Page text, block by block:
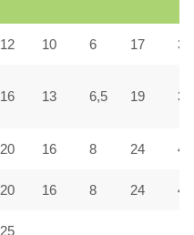
12 10 6 17 30
16 13 6,5 19 35
20 16 8 24 40
20 16 8 24 45
25